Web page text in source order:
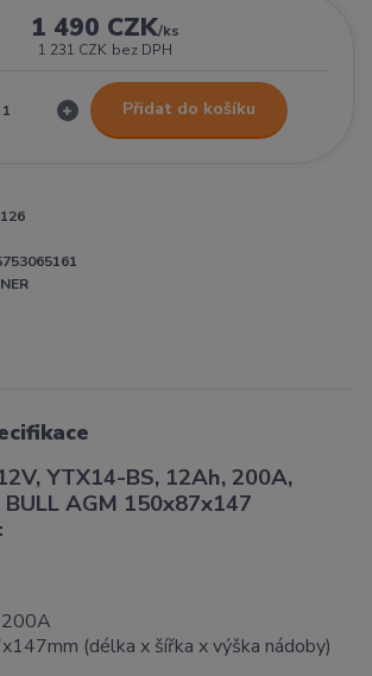
1 490 CZK/ks
1 231 CZK bez DPH
Přidat do košíku
YTX14-BS, 12Ah, 200A,
BULL AGM 150x87x147
200A
(délka x šířka x výška nádoby)